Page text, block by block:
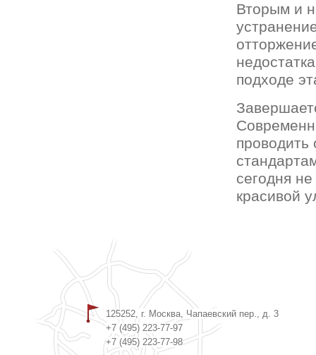
Вторым и
подходе
проводить
сегодня
красивой
125252, г. Москва, Чапаевский пер., д. 3
+7 (495) 223-77-97
+7 (495) 223-77-98